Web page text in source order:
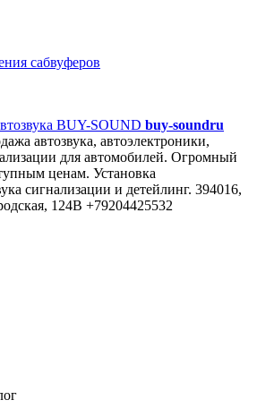
сабвуферов
buy-soundru
автозвука, автоэлектроники,
для автомобилей. Огромный
ценам. Установка
сигнализации и детейлинг. 394016,
124В +79204425532